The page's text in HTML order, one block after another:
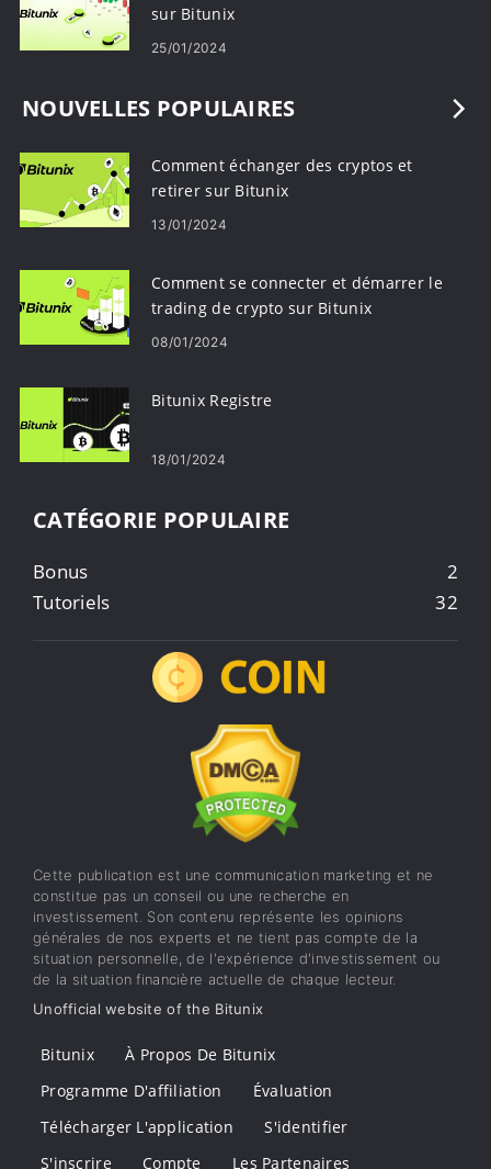
sur Bitunix
25/01/2024
NOUVELLES POPULAIRES
Comment échanger des cryptos et
retirer sur Bitunix
13/01/2024
Comment se connecter et démarrer le
trading de crypto sur Bitunix
08/01/2024
Bitunix Registre
18/01/2024
CATÉGORIE POPULAIRE
Bonus
2
Tutoriels
32
Cette publication est une communication marketing et ne
constitue pas un conseil ou une recherche en
investissement. Son contenu représente les opinions
générales de nos experts et ne tient pas compte de la
situation personnelle, de l'expérience d'investissement ou
de la situation financière actuelle de chaque lecteur.
Unofficial website of the Bitunix
Bitunix
À Propos De Bitunix
Programme D'affiliation
Évaluation
Télécharger L'application
S'identifier
S'inscrire
Compte Les Partenaires